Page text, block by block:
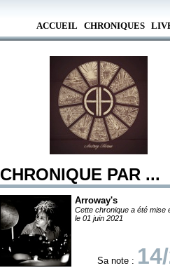
ACCUEIL CHRONIQUES
CHRONIQUE PAR ...
Arroway's
Cette chronique a été mise
le 01 juin 2021
Sa note :